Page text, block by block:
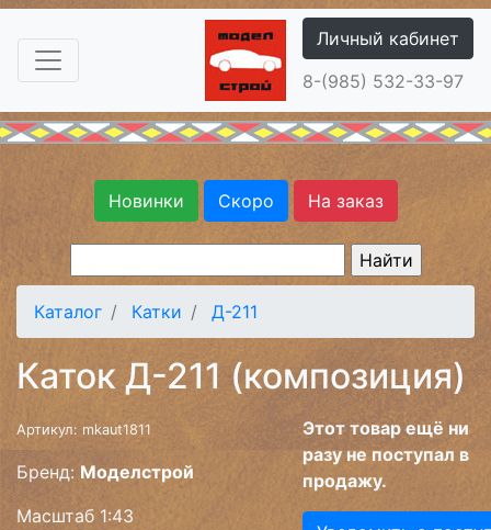
Личный кабинет
8-(985) 532-33-97
Новинки Скоро На заказ
Каталог Катки Д-211
Каток Д-211 (композиция)
Артикул: mkaut1811
Бренд: Моделстрой
Масштаб 1:43
Этот товар ещё ни
разу не поступал в
продажу.